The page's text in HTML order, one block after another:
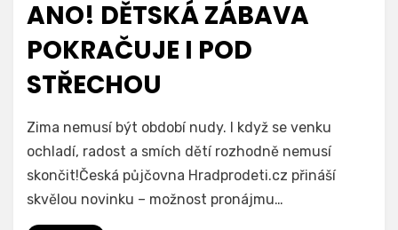
ANO! DĚTSKÁ ZÁBAVA
POKRAČUJE I POD
STŘECHOU
Hradprodeti.cz
Přidat komentář na
Skákací
hrad
i
Zima nemusí být období nudy. I když se venku
ochladí, radost a smích dětí rozhodně nemusí
skončit!Česká půjčovna Hradprodeti.cz přináší
skvělou novinku – možnost pronájmu…